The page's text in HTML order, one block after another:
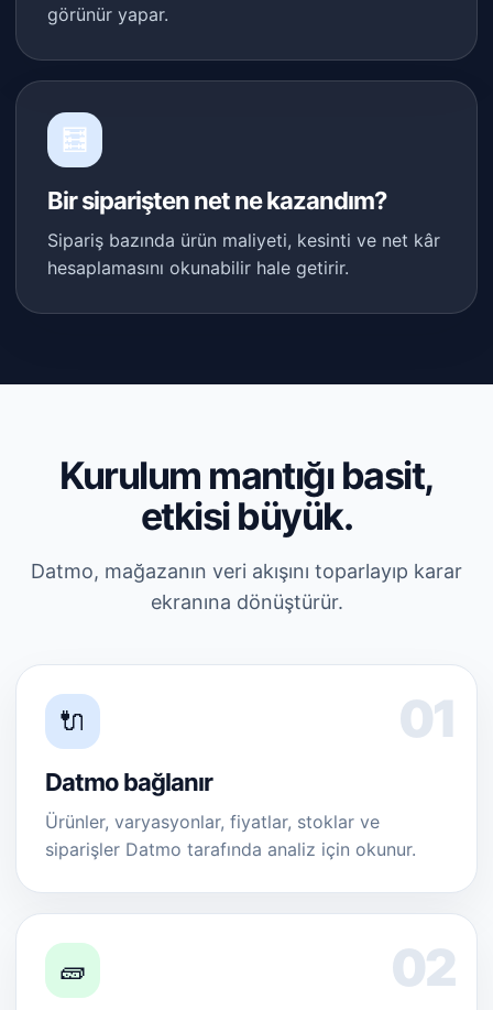
görünür yapar.
🧮
Bir siparişten net ne kazandım?
Sipariş bazında ürün maliyeti, kesinti ve net kâr
hesaplamasını okunabilir hale getirir.
Kurulum mantığı basit,
etkisi büyük.
Datmo, mağazanın veri akışını toparlayıp karar
ekranına dönüştürür.
🔌
Datmo bağlanır
Ürünler, varyasyonlar, fiyatlar, stoklar ve
siparişler Datmo tarafında analiz için okunur.
🧱